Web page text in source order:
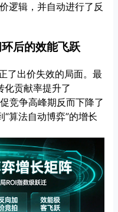
逻辑，并自动进行了反
后的效能飞跃
了出价失效的局面。最
贡献率提升了
竞争高峰期反而下降了
“算法自动博弈”的增长